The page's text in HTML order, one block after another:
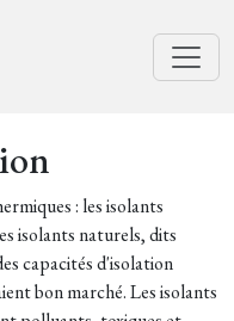
: les isolants
isolants naturels, dits
capacités d'isolation
bon marché. Les isolants